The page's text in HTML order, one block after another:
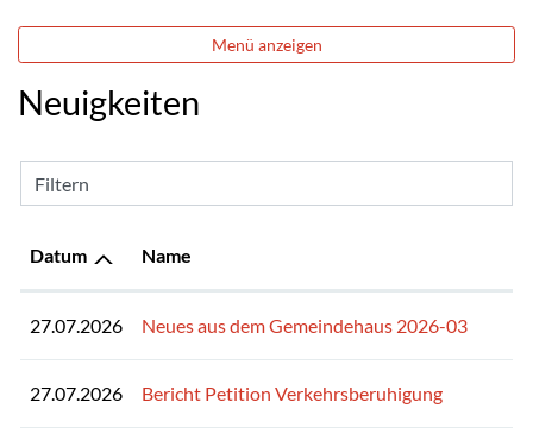
Menü anzeigen
Neuigkeiten
Filtern
Datum Name
27.07.2026 Neues aus dem Gemeindehaus 2026-03
27.07.2026 Bericht Petition Verkehrsberuhigung